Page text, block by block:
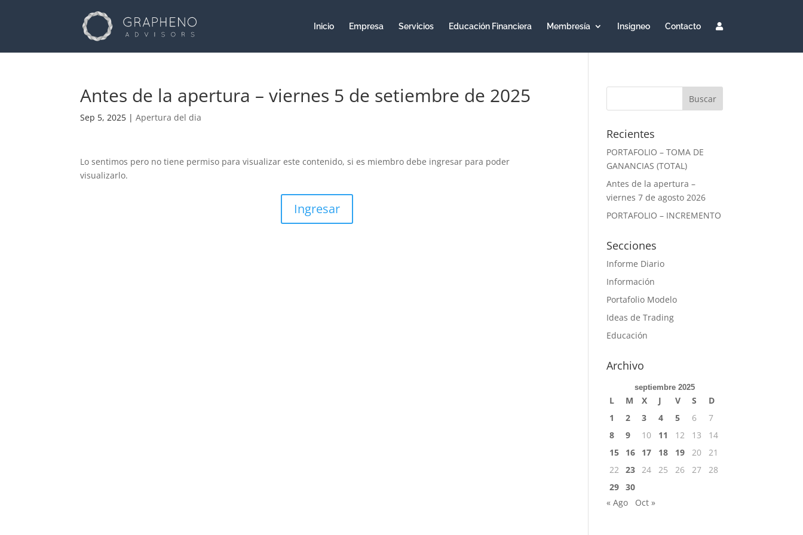
Inicio Empresa Servicios Educación Financiera Membresía Insigneo Contacto
Antes de la apertura – viernes 5 de setiembre de 2025
Sep 5, 2025 |Apertura del dia
Lo sentimos pero no tiene permiso para visualizar este contenido, si es miembro debe ingresar para poder
visualizarlo.
Ingresar
Recientes
PORTAFOLIO – TOMA DE
GANANCIAS (TOTAL)
Antes de la apertura –
viernes 7 de agosto 2026
PORTAFOLIO – INCREMENTO
Secciones
Informe Diario
Información
Portafolio Modelo
Ideas de Trading
Educación
Archivo
septiembre 2025
L M X J V S
D
1
2 3 4 5 6
7
8
9 10 11 12 13
14
15
16 17 18 19 20
21
22
23 24 25 26 27
28
29 30
« Ago
Oct »